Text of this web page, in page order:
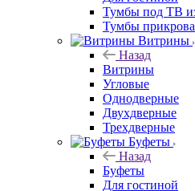
Тумбы под ТВ
Тумбы
Витрины
Назад
Витрины
Угловые
Однодверные
Двухдверные
Трехдверные
Буфеты
Назад
Буфеты
Для гостиной